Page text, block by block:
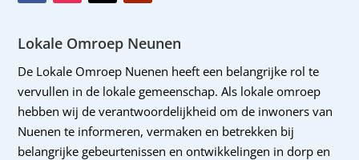
Lokale Omroep Neunen
De Lokale Omroep Nuenen heeft een belangrijke rol te
vervullen in de lokale gemeenschap. Als lokale omroep
hebben wij de verantwoordelijkheid om de inwoners van
Nuenen te informeren, vermaken en betrekken bij
belangrijke gebeurtenissen en ontwikkelingen in dorp en